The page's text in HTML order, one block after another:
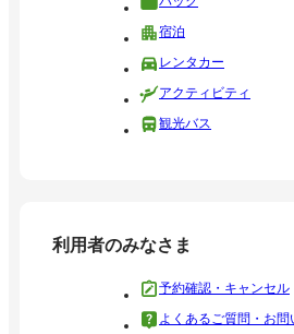
宿泊
レンタカー
アクティビティ
観光バス
利用者のみなさま
予約確認・キャンセル
よくあるご質問・お問